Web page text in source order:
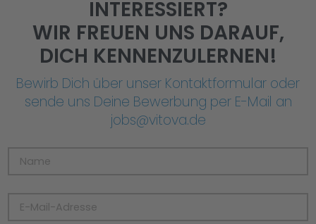
INTERESSIERT?
WIR FREUEN UNS DARAUF,
DICH KENNENZULERNEN!
Bewirb Dich über unser Kontaktformular oder
sende uns Deine Bewerbung per E-Mail an
jobs@vitova.de